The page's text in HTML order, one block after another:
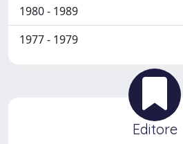
1980 - 1989
1977 - 1979
Editore